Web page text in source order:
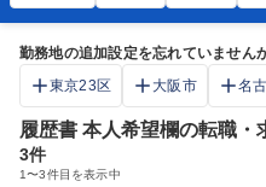
勤務地の追加設定を忘れていません
東京23区
大阪市 名
履歴書 本人希望欄の転職・
3件
1〜3件目を表示中